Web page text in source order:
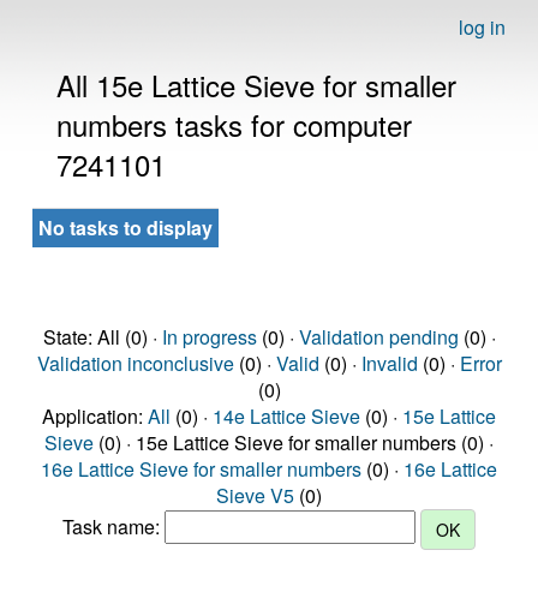
log in
All 15e Lattice Sieve for smaller
numbers tasks for computer
7241101
No tasks to display
State: All (0) · In progress(0) · Validation pending (0) ·
Validation inconclusive(0) · Valid (0) · Invalid (0) · Error
(0)
Application: All (0) · 14e Lattice Sieve (0) · 15e Lattice
Sieve (0) · 15e Lattice Sieve for smaller numbers (0) ·
16e Lattice Sieve for smaller numbers (0) · 16e Lattice
Sieve V5 (0)
Task name: